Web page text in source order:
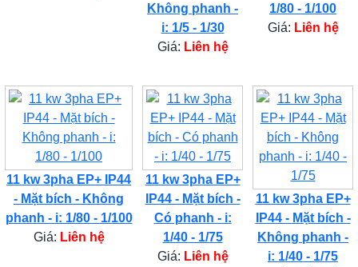
Không phanh -
i: 1/5 - 1/30
Giá: Liên hệ
1/80 - 1/100
Giá: Liên hệ
11 kw 3pha EP+ IP44
- Mặt bích - Không
phanh - i: 1/80 - 1/100
Giá: Liên hệ
11 kw 3pha EP+
IP44 - Mặt bích -
Có phanh - i:
1/40 - 1/75
Giá: Liên hệ
11 kw 3pha EP+
IP44 - Mặt bích -
Không phanh -
i: 1/40 - 1/75